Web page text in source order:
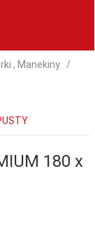
, Manekiny
180 x